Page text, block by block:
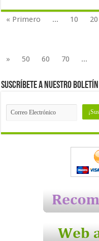
« Primero ... 10 20
»
50 60 70 ...
Suscríbete a nuestro Boletín